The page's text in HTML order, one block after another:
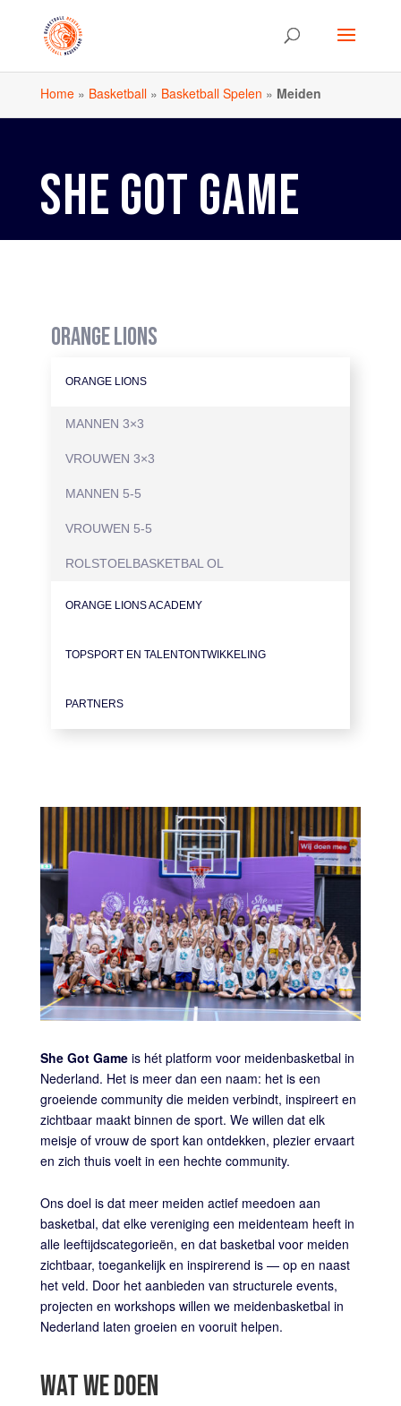
Home» Basketball» Basketball Spelen » Meiden
SHE GOT GAME
ORANGE LIONS
ORANGE LIONS
MANNEN 3×3
VROUWEN 3×3
MANNEN 5-5
VROUWEN 5-5
ROLSTOELBASKETBAL OL
ORANGE LIONS ACADEMY
TOPSPORT EN TALENTONTWIKKELING
PARTNERS
She Got Gameis hét platform voor meidenbasketbal in
Nederland. Het is meer dan een naam: het is een
groeiende community die meiden verbindt, inspireert en
zichtbaar maakt binnen de sport. We willen dat elk
meisje of vrouw de sport kan ontdekken, plezier ervaart
en zich thuis voelt in een hechte community.
Ons doel is dat meer meiden actief meedoen aan
basketbal, dat elke vereniging een meidenteam heeft in
alle leeftijdscategorieën, en dat basketbal voor meiden
zichtbaar, toegankelijk en inspirerend is — op en naast
het veld. Door het aanbieden van structurele events,
projecten en workshops willen we meidenbasketbal in
Nederland laten groeien en vooruit helpen.
WAT WE DOEN